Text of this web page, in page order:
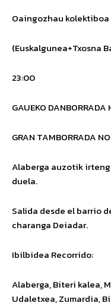
Oaingozhau kolektiboa
(Euskalgunea+Txosna
23:00
GAUEKO DANBORRADA
GRAN TAMBORRADA
Alaberga auzotik
duela.
Salida desde el barrio
charanga Deiadar.
Ibilbidea Recorrido:
Alaberga, Biteri kalea,
Udaletxea, Zumardia,